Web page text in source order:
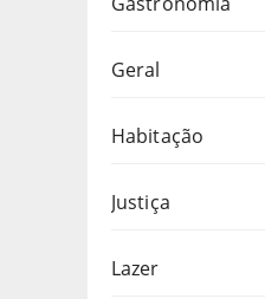
Geral
Habitação
Justiça
Lazer